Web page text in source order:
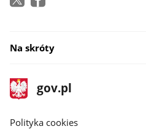
Na skróty
stopka
gov.pl
Strona
gov.pl
gov.pl
Polityka cookies